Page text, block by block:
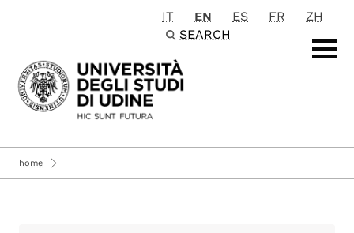
Passa al contenuto principale
IT EN ES FR
ZH
SEARCH
home